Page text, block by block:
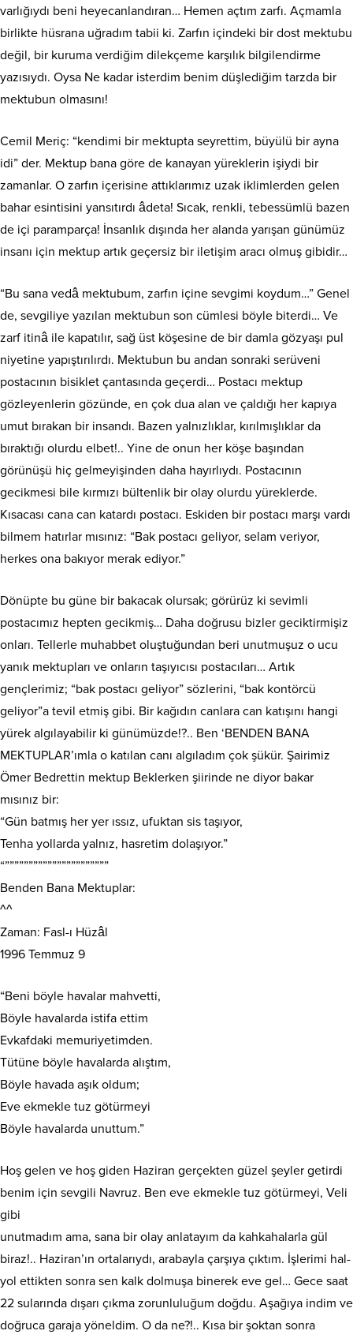
varlığıydı beni heyecanlandıran… Hemen açtım zarfı. Açmamla
birlikte hüsrana uğradım tabii ki. Zarfın içindeki bir dost mektubu
değil, bir kuruma verdiğim dilekçeme karşılık bilgilendirme
yazısıydı. Oysa Ne kadar isterdim benim düşlediğim tarzda bir
mektubun olmasını!
Cemil Meriç: “kendimi bir mektupta seyrettim, büyülü bir ayna
idi” der. Mektup bana göre de kanayan yüreklerin işiydi bir
zamanlar. O zarfın içerisine attıklarımız uzak iklimlerden gelen
bahar esintisini yansıtırdı âdeta! Sıcak, renkli, tebessümlü bazen
de içi paramparça! İnsanlık dışında her alanda yarışan günümüz
insanı için mektup artık geçersiz bir iletişim aracı olmuş gibidir…
“Bu sana vedâ mektubum, zarfın içine sevgimi koydum…” Genel
de, sevgiliye yazılan mektubun son cümlesi böyle biterdi… Ve
zarf itinâ ile kapatılır, sağ üst köşesine de bir damla gözyaşı pul
niyetine yapıştırılırdı. Mektubun bu andan sonraki serüveni
postacının bisiklet çantasında geçerdi… Postacı mektup
gözleyenlerin gözünde, en çok dua alan ve çaldığı her kapıya
umut bırakan bir insandı. Bazen yalnızlıklar, kırılmışlıklar da
bıraktığı olurdu elbet!.. Yine de onun her köşe başından
görünüşü hiç gelmeyişinden daha hayırlıydı. Postacının
gecikmesi bile kırmızı bültenlik bir olay olurdu yüreklerde.
Kısacası cana can katardı postacı. Eskiden bir postacı marşı vardı
bilmem hatırlar mısınız: “Bak postacı geliyor, selam veriyor,
herkes ona bakıyor merak ediyor.”
Dönüpte bu güne bir bakacak olursak; görürüz ki sevimli
postacımız hepten gecikmiş… Daha doğrusu bizler geciktirmişiz
onları. Tellerle muhabbet oluştuğundan beri unutmuşuz o ucu
yanık mektupları ve onların taşıyıcısı postacıları… Artık
gençlerimiz; “bak postacı geliyor” sözlerini, “bak kontörcü
geliyor”a tevil etmiş gibi. Bir kağıdın canlara can katışını hangi
yürek algılayabilir ki günümüzde!?.. Ben ‘BENDEN BANA
MEKTUPLAR’ımla o katılan canı algıladım çok şükür. Şairimiz
Ömer Bedrettin mektup Beklerken şiirinde ne diyor bakar
mısınız bir:
“Gün batmış her yer ıssız, ufuktan sis taşıyor,
Tenha yollarda yalnız, hasretim dolaşıyor.”
“””””””””””””””””””””””
Benden Bana Mektuplar:
^^
Zaman: Fasl-ı Hüzâl
1996 Temmuz 9
“Beni böyle havalar mahvetti,
Böyle havalarda istifa ettim
Evkafdaki memuriyetimden.
Tütüne böyle havalarda alıştım,
Böyle havada aşık oldum;
Eve ekmekle tuz götürmeyi
Böyle havalarda unuttum.”
Hoş gelen ve hoş giden Haziran gerçekten güzel şeyler getirdi
benim için sevgili Navruz. Ben eve ekmekle tuz götürmeyi, Veli
gibi
unutmadım ama, sana bir olay anlatayım da kahkahalarla gül
biraz!.. Haziran’ın ortalarıydı, arabayla çarşıya çıktım. İşlerimi hal-
yol ettikten sonra sen kalk dolmuşa binerek eve gel… Gece saat
22 sularında dışarı çıkma zorunluluğum doğdu. Aşağıya indim ve
doğruca garaja yöneldim. O da ne?!.. Kısa bir şoktan sonra